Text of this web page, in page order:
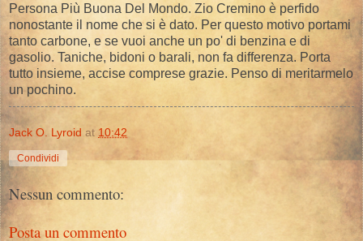
Persona Più Buona Del Mondo. Zio Cremino è perfido
nonostante il nome che si è dato. Per questo motivo portami
tanto carbone, e se vuoi anche un po' di benzina e di
gasolio. Taniche, bidoni o barali, non fa differenza. Porta
tutto insieme, accise comprese grazie. Penso di meritarmelo
un pochino.
Jack O. Lyroid at 10:42
Condividi
Nessun commento:
Posta un commento